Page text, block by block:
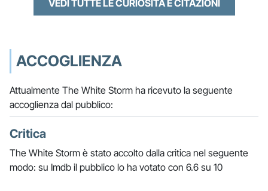
VEDI TUTTE LE CURIOSITÀ E CITAZIONI
ACCOGLIENZA
Attualmente The White Storm ha ricevuto la seguente
accoglienza dal pubblico:
Critica
The White Storm è stato accolto dalla critica nel seguente
modo: su Imdb il pubblico lo ha votato con 6.6 su 10